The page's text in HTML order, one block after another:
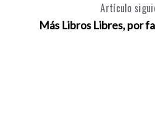
Artículo
Más Libros Libres, por